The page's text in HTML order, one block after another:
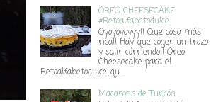
OREO CHEESECAKE
#Retoalfabetodulce
Oyoyoyoyyy!! Que cosa más
rica!! Hay que coger un trozo
y salir corriendo!! Oreo
Cheesecake para el
Retoalfabetodulce qu...
Macarons de Turrón